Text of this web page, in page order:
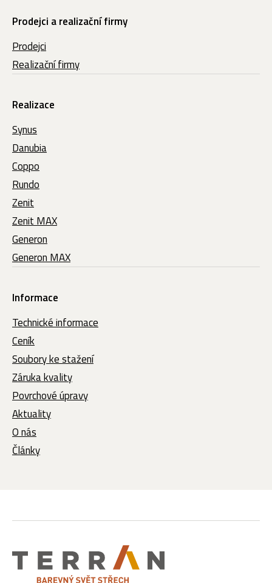
Prodejci a realizační firmy
Prodejci
Realizační firmy
Realizace
Synus
Danubia
Coppo
Rundo
Zenit
Zenit MAX
Generon
Generon MAX
Informace
Technické informace
Ceník
Soubory ke stažení
Záruka kvality
Povrchové úpravy
Aktuality
O nás
Články